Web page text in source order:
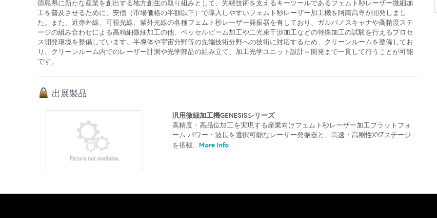
徳島県に新たな産業を創出する地方創生の取り組みとして、先端技術を支えるキーツールであるフェムト秒レーザー微細加
工を普及させるために、安価（市場価格の半額以下）で導入しやすいフェムト秒レーザー加工機を阿南高専が開発しまし
た。また、近赤外線、可視光線、紫外光線の各種フェムト秒レーザー発振器を有しており、ガルバノスキャナや高精度ステ
ージの組み合わせによる高精細微細加工の他、ベッセルビーム加工や二光束干渉加工などの特殊加工の試験を行えるプロセ
ス開発環境を整備しています。半導体や宇宙分野等の先端技術分野への技術に対応するため、クリーンルームを整備してお
り、クリーンルーム内でのレーザー計測や光学部品の組み立て、加工光学ユニット設計～開発まで一貫して行うことが可能
です。
出展製品
汎用微細加工機GENESISシリーズ
高精度・高品位加工を実現する産業向けフェムト秒レーザー加工プラットフォ
ーム パワー・波長を選択可能なレーザー発振器と、高速・高剛性XYZステージ
を搭載... More Info